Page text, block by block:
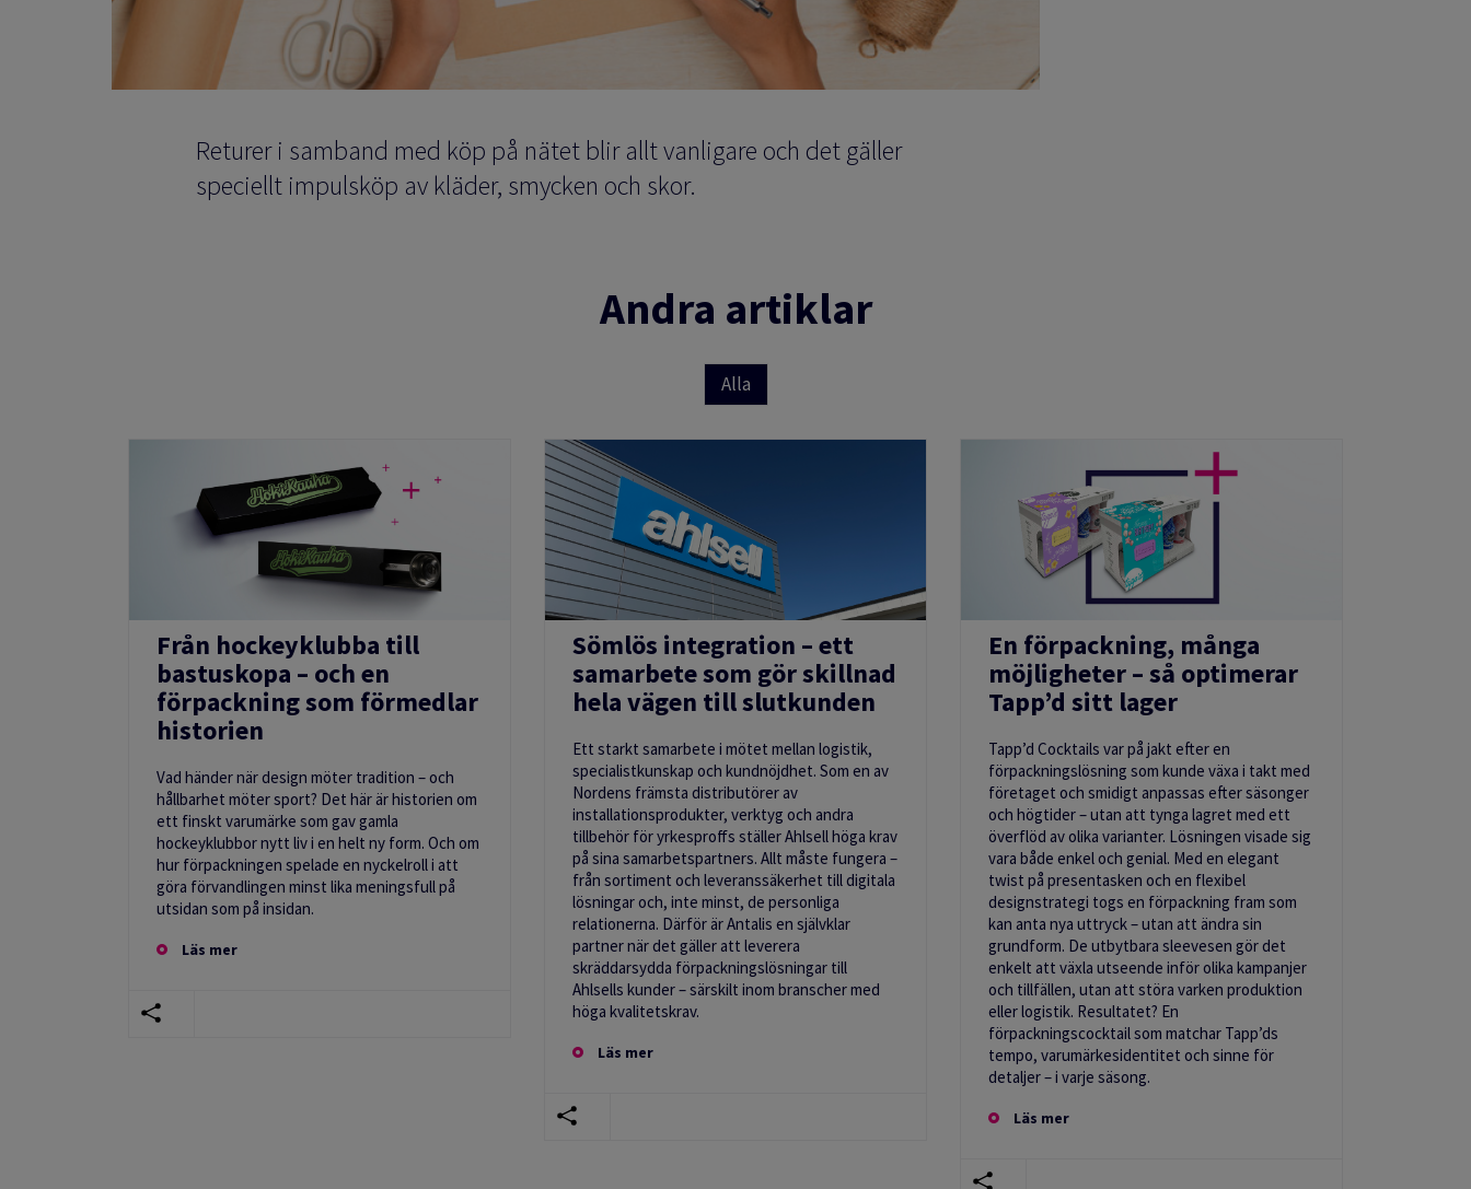
Returer i samband med köp på nätet blir allt vanligare och det gäller
speciellt impulsköp av kläder, smycken och skor.
Andra artiklar
Alla
Från hockeyklubba till
bastuskopa – och en
förpackning som förmedlar
historien
Vad händer när design möter tradition – och
hållbarhet möter sport? Det här är historien om
ett finskt varumärke som gav gamla
hockeyklubbor nytt liv i en helt ny form. Och om
hur förpackningen spelade en nyckelroll i att
göra förvandlingen minst lika meningsfull på
utsidan som på insidan.
Läs mer
Sömlös integration – ett
samarbete som gör skillnad
hela vägen till slutkunden
Ett starkt samarbete i mötet mellan logistik,
specialistkunskap och kundnöjdhet. Som en av
Nordens främsta distributörer av
installationsprodukter, verktyg och andra
tillbehör för yrkesproffs ställer Ahlsell höga krav
på sina samarbetspartners. Allt måste fungera –
från sortiment och leveranssäkerhet till digitala
lösningar och, inte minst, de personliga
relationerna. Därför är Antalis en självklar
partner när det gäller att leverera
skräddarsydda förpackningslösningar till
Ahlsells kunder – särskilt inom branscher med
höga kvalitetskrav.
Läs mer
En förpackning, många
möjligheter – så optimerar
Tapp’d sitt lager
Tapp’d Cocktails var på jakt efter en
förpackningslösning som kunde växa i takt med
företaget och smidigt anpassas efter säsonger
och högtider – utan att tynga lagret med ett
överflöd av olika varianter. Lösningen visade sig
vara både enkel och genial. Med en elegant
twist på presentasken och en flexibel
designstrategi togs en förpackning fram som
kan anta nya uttryck – utan att ändra sin
grundform. De utbytbara sleevesen gör det
enkelt att växla utseende inför olika kampanjer
och tillfällen, utan att störa varken produktion
eller logistik. Resultatet? En
förpackningscocktail som matchar Tapp’ds
tempo, varumärkesidentitet och sinne för
detaljer – i varje säsong.
Läs mer